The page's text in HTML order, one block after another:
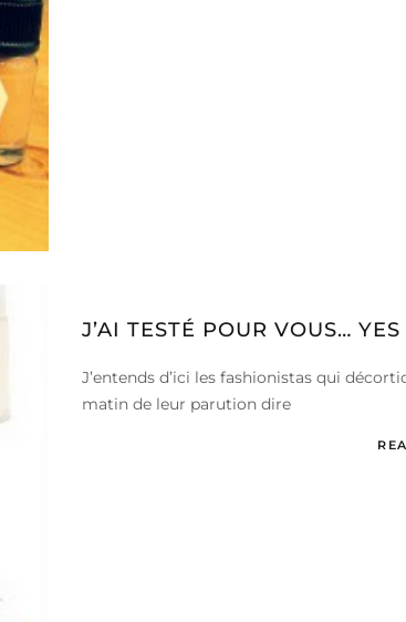
J’AI TESTÉ POUR VOUS…
J’entends d’ici les fashionistas qui
matin de leur parution dire